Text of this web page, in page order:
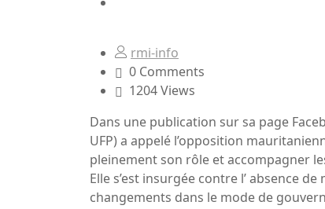
rmi-info
0 Comments
1204 Views
Dans une publication sur sa page
UFP) a appelé l’opposition
pleinement son rôle et accompagner
Elle s’est insurgée contre l’ absence
changements dans le mode de